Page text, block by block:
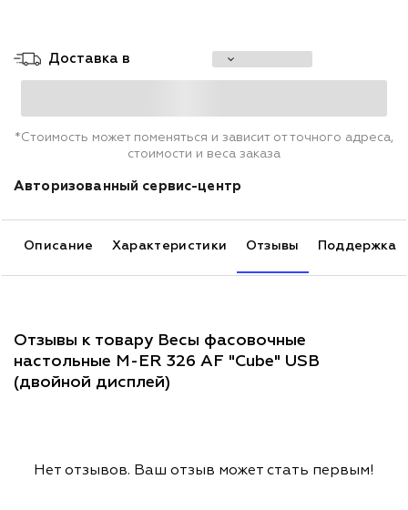
Доставка в
*Стоимость может поменяться и зависит от точного адреса,
стоимости и веса заказа
Авторизованный сервис-центр
Описание Характеристики Отзывы Поддержка
Отзывы к товару Весы фасовочные
настольные M-ER 326 AF "Cube" USB
(двойной дисплей)
Нет отзывов. Ваш отзыв может стать первым!